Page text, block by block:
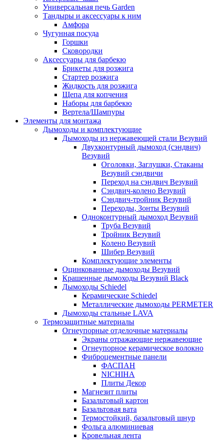
Универсальная печь Garden
Тандыры и аксессуары к ним
Амфора
Чугунная посуда
Горшки
Сковородки
Аксессуары для барбекю
Брикеты для розжига
Стартер розжига
Жидкость для розжига
Щепа для копчения
Наборы для барбекю
Вертела/Шампуры
Элементы для монтажа
Дымоходы и комплектующие
Дымоходы из нержавеющей стали Везувий
Двухконтурный дымоход (сэндвич)
Везувий
Оголовки, Заглушки, Стаканы
Везувий сэндвичи
Переход на сэндвич Везувий
Сэндвич-колено Везувий
Сэндвич-тройник Везувий
Переходы, Зонты Везувий
Одноконтурный дымоход Везувий
Труба Везувий
Тройник Везувий
Колено Везувий
Шибер Везувий
Комплектующие элементы
Оцинкованные дымоходы Везувий
Крашенные дымоходы Везувий Black
Дымоходы Schiedel
Керамические Schiedel
Металлические дымоходы PERMETER
Дымоходы стальные LAVA
Термозащитные материалы
Огнеупорные отделочные материалы
Экраны отражающие нержавеющие
Огнеупорное керамическое волокно
Фиброцементные панели
ФАСПАН
NICHIHA
Плиты Декор
Магнезит плиты
Базальтовый картон
Базальтовая вата
Термостойкий, базальтовый шнур
Фольга алюминиевая
Кровельная лента